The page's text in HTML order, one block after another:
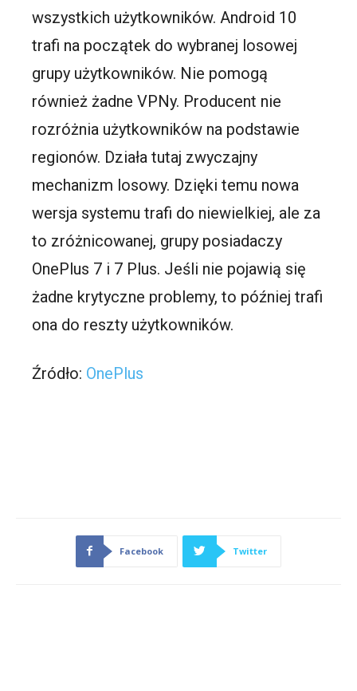
wszystkich użytkowników. Android 10
trafi na początek do wybranej losowej
grupy użytkowników. Nie pomogą
również żadne VPNy. Producent nie
rozróżnia użytkowników na podstawie
regionów. Działa tutaj zwyczajny
mechanizm losowy. Dzięki temu nowa
wersja systemu trafi do niewielkiej, ale za
to zróżnicowanej, grupy posiadaczy
OnePlus 7 i 7 Plus. Jeśli nie pojawią się
żadne krytyczne problemy, to później trafi
ona do reszty użytkowników.
Źródło: OnePlus
Facebook Twitter